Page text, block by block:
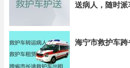
送病人，随时派
海宁市救护车